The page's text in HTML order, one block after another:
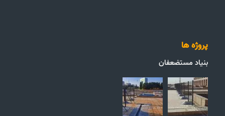
پروژه ها
بنیاد مستضعفان